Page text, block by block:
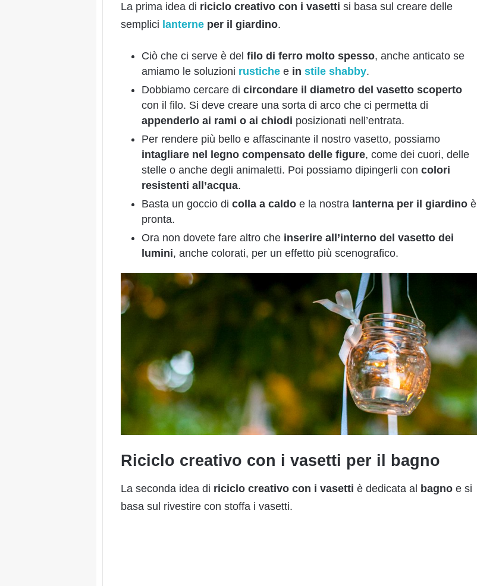
La prima idea di riciclo creativo con i vasetti si basa sul creare delle
semplici lanterne per il giardino.
Ciò che ci serve è del filo di ferro molto spesso, anche anticato se
amiamo le soluzioni rustiche e in stile shabby.
Dobbiamo cercare di circondare il diametro del vasetto scoperto
con il filo. Si deve creare una sorta di arco che ci permetta di
appenderlo ai rami o ai chiodi posizionati nell’entrata.
Per rendere più bello e affascinante il nostro vasetto, possiamo
intagliare nel legno compensato delle figure, come dei cuori, delle
stelle o anche degli animaletti. Poi possiamo dipingerli con colori
resistenti all’acqua.
Basta un goccio di colla a caldo e la nostra lanterna per il giardino è
pronta.
Ora non dovete fare altro che inserire all’interno del vasetto dei
lumini, anche colorati, per un effetto più scenografico.
Riciclo creativo con i vasetti per il bagno
La seconda idea di riciclo creativo con i vasetti è dedicata al bagno e si
basa sul rivestire con stoffa i vasetti.